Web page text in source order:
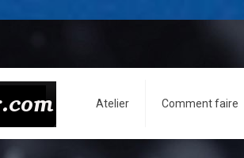
Atelier Comment faire